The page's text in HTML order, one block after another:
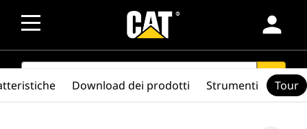
person
SEARCH search
Download dei prodotti Strumenti Tour